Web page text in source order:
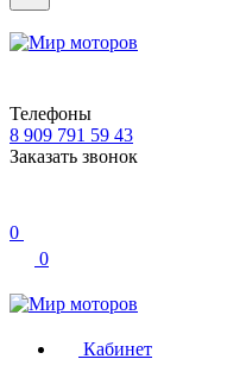
Телефоны
8 909 791 59 43
Заказать звонок
0
0
Кабинет